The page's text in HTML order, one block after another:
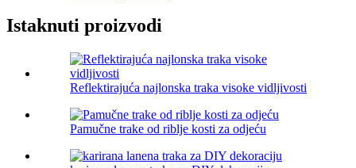
Istaknuti proizvodi
Reflektirajuća najlonska traka visoke vidljivosti
Pamučne trake od riblje kosti za odjeću